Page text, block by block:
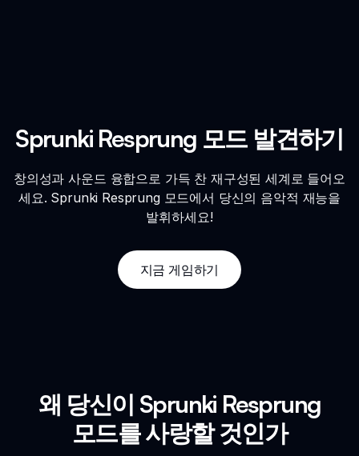
Sprunki Resprung 모드 발견하기
창의성과 사운드 융합으로 가득 찬 재구성된 세계로 들어오
세요. Sprunki Resprung 모드에서 당신의 음악적 재능을
발휘하세요!
지금 게임하기
왜 당신이 Sprunki Resprung
모드를 사랑할 것인가